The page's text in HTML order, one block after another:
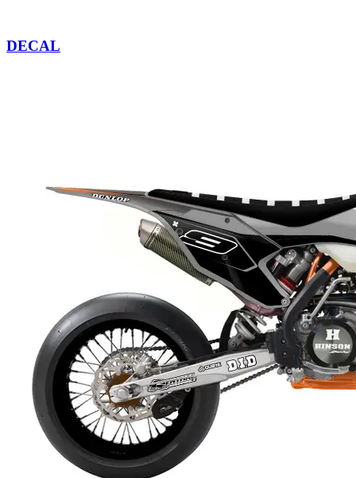
DECAL